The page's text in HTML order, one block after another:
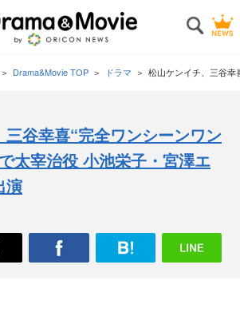
Drama&Movie TOP ドラマ 松山ケンイチ、三谷幸
谷幸喜“完全ワンシーンワン
太宰治役 小池栄子・宮澤エ
演